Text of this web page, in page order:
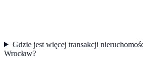
Gdzie jest więcej transakcji
Wrocław?